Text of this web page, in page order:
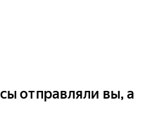
отправляли вы, а